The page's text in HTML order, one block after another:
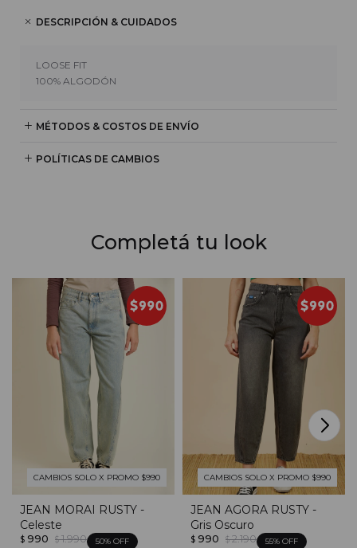
DESCRIPCIÓN & CUIDADOS
LOOSE FIT
100% ALGODÓN
MÉTODOS & COSTOS DE ENVÍO
POLÍTICAS DE CAMBIOS
Completá tu look
CAMBIOS SOLO X PROMO $990
JEAN MORAI RUSTY -
Celeste
$ 990 $ 1.990 50
CAMBIOS SOLO X PROMO $990
JEAN AGORA RUSTY -
Gris Oscuro
$ 990 $ 2.190 55